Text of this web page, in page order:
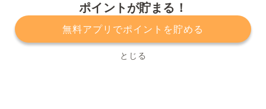
ポイントが貯まる！
無料アプリでポイントを貯める
とじる
プライバシーポリシー 利用規約
運営会社
サービスに関してのお問い合わせ